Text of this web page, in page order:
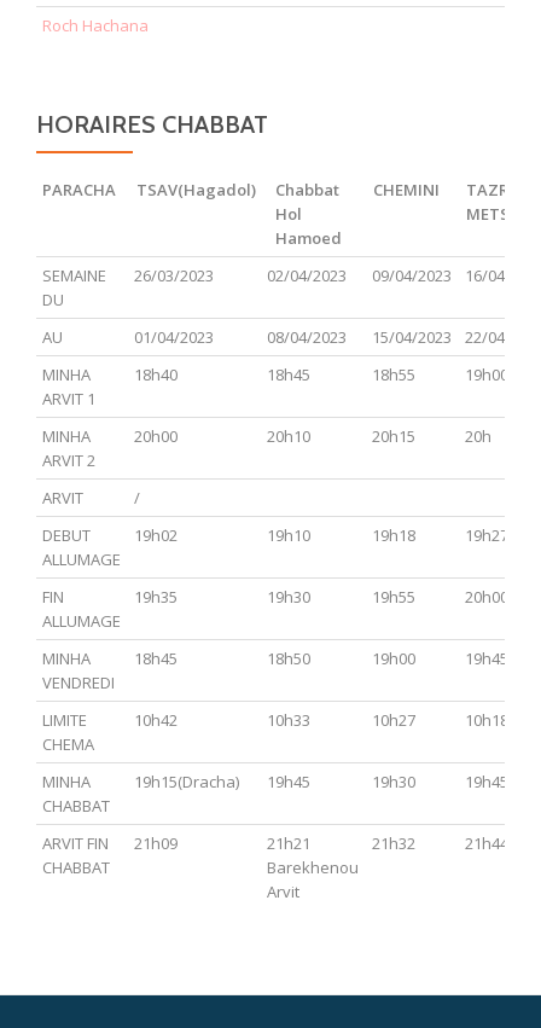
Roch Hachana
HORAIRES CHABBAT
PARACHA TSAV(Hagadol)
Chabbat
Hol
Hamoed
CHEMINI
TAZRIA
PARACHA TSAV(Hagadol)
Chabbat
Hamoed
CHEMINI
TAZRIA
SEMAINE
DU
26/03/2023 02/04/2023 09/04/2023 16/04/
AU 01/04/2023 08/04/2023 15/04/2023
22/04/
MINHA
ARVIT 1
18h40 18h45 18h55 19h00
MINHA
ARVIT 2
20h00 20h10 20h15 20h
ARVIT
/
DEBUT
ALLUMAGE
19h02 19h10 19h18 19h27
FIN
ALLUMAGE
19h35 19h30 19h55 20h00
MINHA
VENDREDI
18h45 18h50 19h00 19h45
LIMITE
CHEMA
10h42 10h33 10h27 10h18
MINHA
CHABBAT
19h15(Dracha) 19h45 19h30 19h45
ARVIT FIN
CHABBAT
21h09
21h21
Barekhenou
Arvit
21h32 21h44